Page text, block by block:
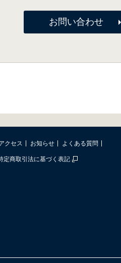
お問い合わせ
クセス お知らせ よくある質問
定商取引法に基づく表記